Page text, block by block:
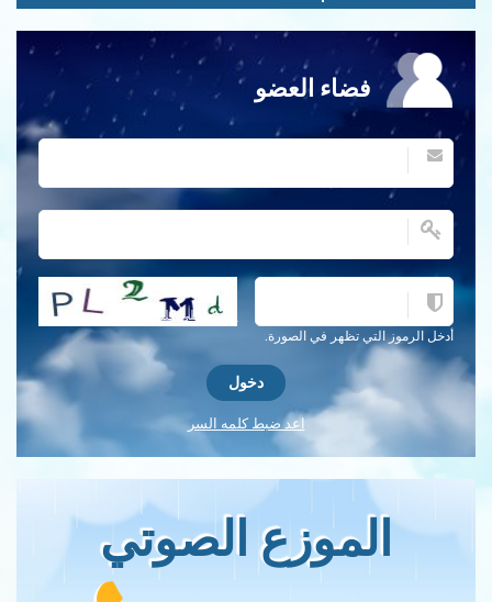
فضاء العضو
أدخل الرموز التي تظهر في الصورة.
احصل على كلمة التحقق جديدة!
اعد ضبط كلمه السر
الموزع الصوتي